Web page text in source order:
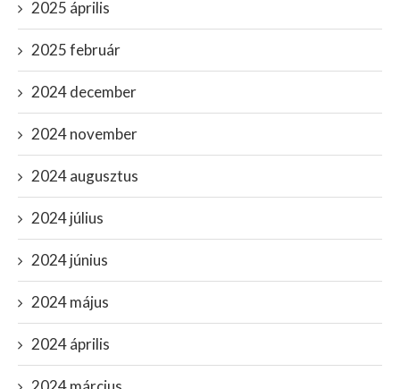
2025 április
2025 február
2024 december
2024 november
2024 augusztus
2024 július
2024 június
2024 május
2024 április